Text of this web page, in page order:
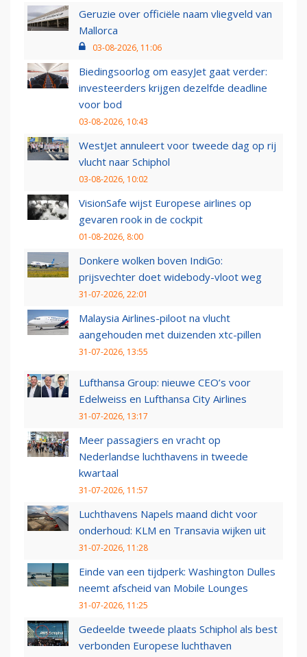
Geruzie over officiële naam vliegveld van
Mallorca
03-08-2026, 11:06
Biedingsoorlog om easyJet gaat verder:
investeerders krijgen dezelfde deadline
voor bod
03-08-2026, 10:43
WestJet annuleert voor tweede dag op rij
vlucht naar Schiphol
03-08-2026, 10:02
VisionSafe wijst Europese airlines op
gevaren rook in de cockpit
01-08-2026, 8:00
Donkere wolken boven IndiGo:
prijsvechter doet widebody-vloot weg
31-07-2026, 22:01
Malaysia Airlines-piloot na vlucht
aangehouden met duizenden xtc-pillen
31-07-2026, 13:55
Lufthansa Group: nieuwe CEO’s voor
Edelweiss en Lufthansa City Airlines
31-07-2026, 13:17
Meer passagiers en vracht op
Nederlandse luchthavens in tweede
kwartaal
31-07-2026, 11:57
Luchthavens Napels maand dicht voor
onderhoud: KLM en Transavia wijken uit
31-07-2026, 11:28
Einde van een tijdperk: Washington Dulles
neemt afscheid van Mobile Lounges
31-07-2026, 11:25
Gedeelde tweede plaats Schiphol als best
verbonden Europese luchthaven